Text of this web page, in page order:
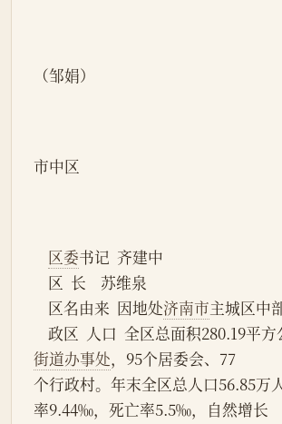
（邹娟）
市中区
区委书记  齐建中
    区  长    苏维泉
    区名由来  因地处
济南市主城区中
政区  人口  全区总面积280.19平
街道办事处，95个居委会、77
个行政村。年末全区总人口56.85万
率9.44‰，死亡率5.5‰，自然增长